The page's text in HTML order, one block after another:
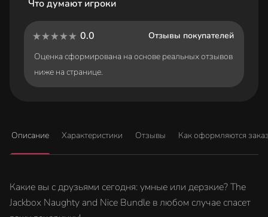
Что думают игроки
0.0
Отзывы покупателей
Оценка сформирована на основе реальных отзывов
ниже на странице.
Описание Характеристики Отзывы Как оформляются
Какие вы с друзьями сегодня: умные или дерзкие? The
Jackbox Naughty and Nice Bundle в любом случае спасет